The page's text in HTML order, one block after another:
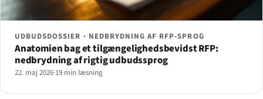
UDBUDSDOSSIER · NEDBRYDNING AF RFP-SPROG
Anatomien bag et tilgængelighedsbevidst RFP:
nedbrydning af rigtig udbudssprog
22. maj 2026·19 min læsning